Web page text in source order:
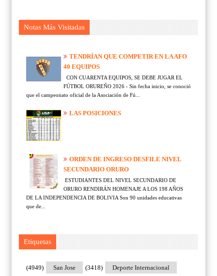
Notas Más Visitadas
TENDRÍAN QUE COMPETIR EN LA AFO
40 EQUIPOS
CON CUARENTA EQUIPOS, SE DEBE JUGAR EL
FÚTBOL ORUREÑO 2026 - Sin fecha inicio, se conoció
que el campeonato oficial de la Asociación de Fú...
LAS POSICIONES
ORDEN DE INGRESO DESFILE NIVEL
SECUNDARIO ORURO
ESTUDIANTES DEL NIVEL SECUNDARIO DE
ORURO RENDIRÁN HOMENAJE A LOS 198 AÑOS
DE LA INDEPENDENCIA DE BOLIVIA Son 90 unidades educativas
que de...
Etiquetas
San Jose
(4949) Deporte Internacional
(3418)